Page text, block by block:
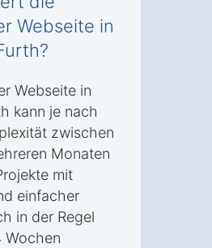
Webseite in
Webseite in
kann je nach
zwischen
Monaten
mit
einfacher
in der Regel
Wochen